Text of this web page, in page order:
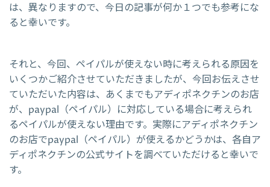
は、異なりますので、今日の記事が何か１つでも参考にな
ると幸いです。
それと、今回、ペイパルが使えない時に考えられる原因を
いくつかご紹介させていただきましたが、今回お伝えさせ
ていただいた内容は、あくまでもアディポネクチンのお店
が、paypal（ペイパル）に対応している場合に考えられ
るペイパルが使えない理由です。実際にアディポネクチン
のお店でpaypal（ペイパル）が使えるかどうかは、各自ア
ディポネクチンの公式サイトを調べていただけると幸いで
す。